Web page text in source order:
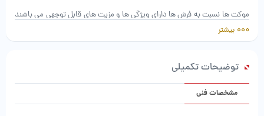
موکت ها نسبت به فرش ها دارای ویژگی ها و مزیت های قابل توجهی می باشند
که باعث می شود خریداران موکت را جایگزین فرش کنند.
برای پوشاندن کف محیط هایی که در نظر دارند،تهیه کنند.
موکت ها دارای طرح ها و نقش های مختلفی هستند به طوری که حتی می توان
بیشتر
توضیحات تکمیلی
مشخصات فنی